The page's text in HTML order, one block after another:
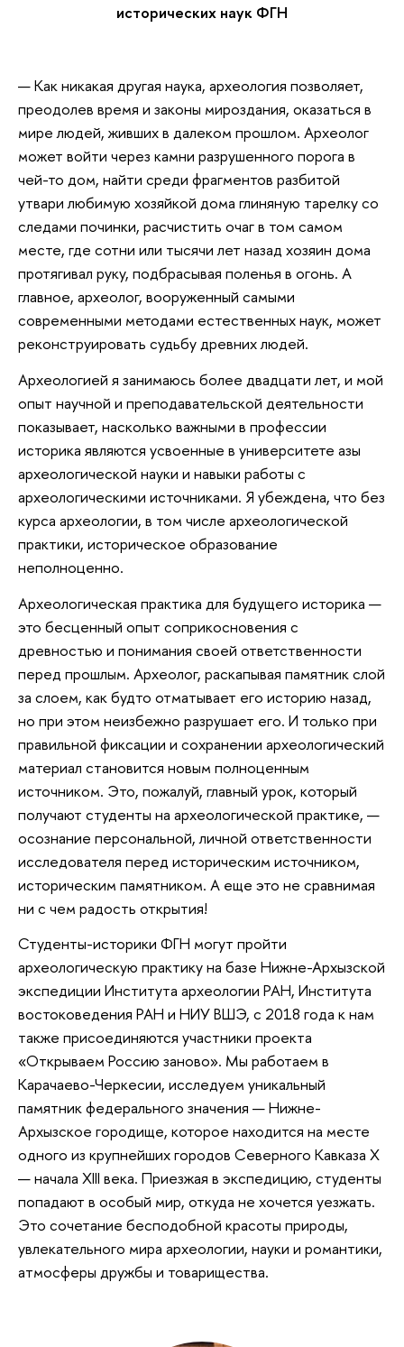
исторических наук ФГН
— Как никакая другая наука, археология позволяет,
преодолев время и законы мироздания, оказаться в
мире людей, живших в далеком прошлом. Археолог
может войти через камни разрушенного порога в
чей-то дом, найти среди фрагментов разбитой
утвари любимую хозяйкой дома глиняную тарелку со
следами починки, расчистить очаг в том самом
месте, где сотни или тысячи лет назад хозяин дома
протягивал руку, подбрасывая поленья в огонь. А
главное, археолог, вооруженный самыми
современными методами естественных наук, может
реконструировать судьбу древних людей.
Археологией я занимаюсь более двадцати лет, и мой
опыт научной и преподавательской деятельности
показывает, насколько важными в профессии
историка являются усвоенные в университете азы
археологической науки и навыки работы с
археологическими источниками. Я убеждена, что без
курса археологии, в том числе археологической
практики, историческое образование
неполноценно.
Археологическая практика для будущего историка —
это бесценный опыт соприкосновения с
древностью и понимания своей ответственности
перед прошлым. Археолог, раскапывая памятник слой
за слоем, как будто отматывает его историю назад,
но при этом неизбежно разрушает его. И только при
правильной фиксации и сохранении археологический
материал становится новым полноценным
источником. Это, пожалуй, главный урок, который
получают студенты на археологической практике, —
осознание персональной, личной ответственности
исследователя перед историческим источником,
историческим памятником. А еще это не сравнимая
ни с чем радость открытия!
Студенты-историки ФГН могут пройти
археологическую практику на базе Нижне-Архызской
экспедиции Института археологии РАН, Института
востоковедения РАН и НИУ ВШЭ, с 2018 года к нам
также присоединяются участники проекта
«Открываем Россию заново». Мы работаем в
Карачаево-Черкесии, исследуем уникальный
памятник федерального значения — Нижне-
Архызское городище, которое находится на месте
одного из крупнейших городов Северного Кавказа X
— начала XIII века. Приезжая в экспедицию, студенты
попадают в особый мир, откуда не хочется уезжать.
Это сочетание бесподобной красоты природы,
увлекательного мира археологии, науки и романтики,
атмосферы дружбы и товарищества.